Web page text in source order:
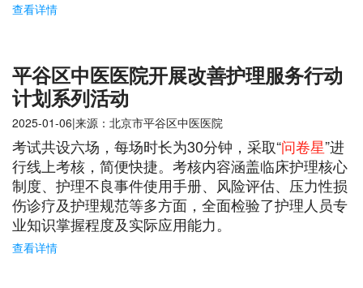
查看详情
平谷区中医医院开展改善护理服务行动
计划系列活动
2025-01-06|来源：北京市平谷区中医医院
考试共设六场，每场时长为30分钟，采取“问卷星”进
行线上考核，简便快捷。考核内容涵盖临床护理核心
制度、护理不良事件使用手册、风险评估、压力性损
伤诊疗及护理规范等多方面，全面检验了护理人员专
业知识掌握程度及实际应用能力。
查看详情